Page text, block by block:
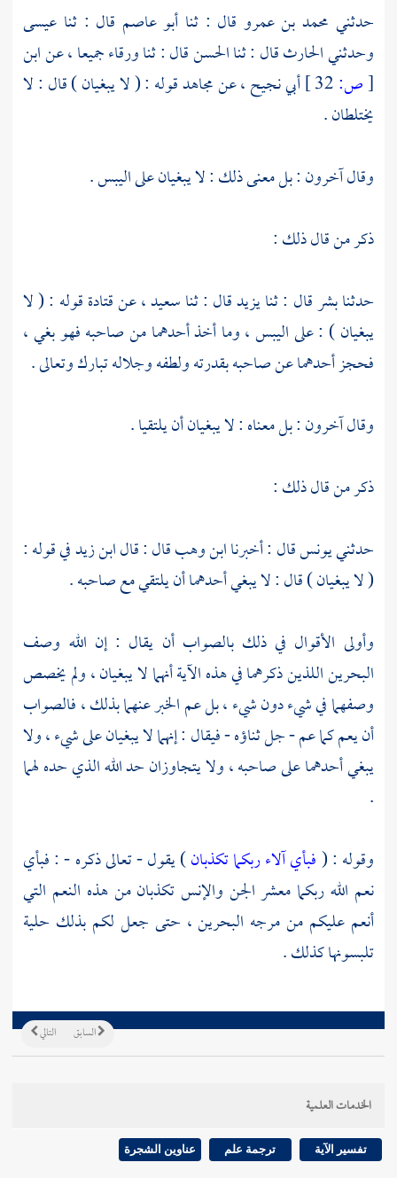
حدثني محمد بن عمرو قال : ثنا أبو عاصم قال : ثنا عيسى
وحدثنيالحارثقال : ثناالحسنقال : ثناورقاءجميعا ، عنابن
[ص: أبي نجيح، عنمجاهدقوله : ( لا يبغيان ) قال : لا
يختلطان .
وقال آخرون : بل معنى ذلك : لا يبغيان على اليبس .
ذكر من قال ذلك :
حدثنابشرقال : ثنايزيدقال : ثناسعيد، عنقتادةقوله : ( لا
يبغيان ) : على اليبس ، وما أخذ أحدهما من صاحبه فهو بغي ،
فحجز أحدهما عن صاحبه بقدرته ولطفه وجلاله تبارك وتعالى .
وقال آخرون : بل معناه : لا يبغيان أن يلتقيا .
ذكر من قال ذلك :
حدثنييونسقال : أخبرناابن وهبقال : قالابن زيدفي قوله :
( لا يبغيان ) قال : لا يبغي أحدهما أن يلتقي مع صاحبه .
وأولى الأقوال في ذلك بالصواب أن يقال : إن الله وصف
البحرين اللذين ذكرهما في هذه الآية أنهما لا يبغيان ، ولم يخصص
وصفهما في شيء دون شيء ، بل عم الخبر عنهما بذلك ، فالصواب
أن يعم كما عم - جل ثناؤه - فيقال : إنهما لا يبغيان على شيء ، ولا
يبغي أحدهما على صاحبه ، ولا يتجاوزان حد الله الذي حده لهما
.
وقوله : (فبأي آلاء ربكما تكذبان) يقول - تعالى ذكره - : فبأي
نعم الله ربكما معشر الجن والإنس تكذبان من هذه النعم التي
أنعم عليكم من مرجه البحرين ، حتى جعل لكم بذلك حلية
تلبسونها كذلك .
التالي السابق
الخدمات العلمية
تفسير الآية ترجمة علم عناوين الشجرة